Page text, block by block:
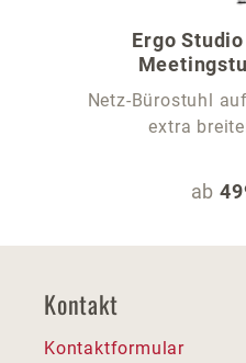
Ergo
Netz-Bürostuhl
extra
ab
Kontakt
Kontaktformular